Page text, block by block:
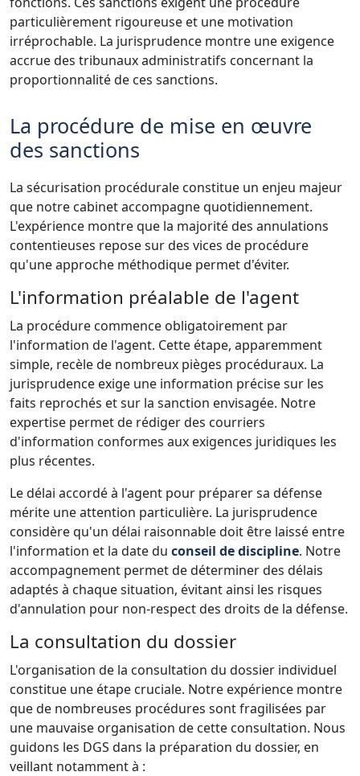
particulièrement rigoureuse et une motivation
irréprochable. La jurisprudence montre une exigence
accrue des tribunaux administratifs concernant la
proportionnalité de ces sanctions.
La procédure de mise en œuvre
des sanctions
La sécurisation procédurale constitue un enjeu majeur
que notre cabinet accompagne quotidiennement.
L'expérience montre que la majorité des annulations
contentieuses repose sur des vices de procédure
qu'une approche méthodique permet d'éviter.
L'information préalable de l'agent
La procédure commence obligatoirement par
l'information de l'agent. Cette étape, apparemment
simple, recèle de nombreux pièges procéduraux. La
jurisprudence exige une information précise sur les
faits reprochés et sur la sanction envisagée. Notre
expertise permet de rédiger des courriers
d'information conformes aux exigences juridiques les
plus récentes.
Le délai accordé à l'agent pour préparer sa défense
mérite une attention particulière. La jurisprudence
considère qu'un délai raisonnable doit être laissé entre
l'information et la date du conseil de discipline. Notre
accompagnement permet de déterminer des délais
adaptés à chaque situation, évitant ainsi les risques
d'annulation pour non-respect des droits de la défense.
La consultation du dossier
L'organisation de la consultation du dossier individuel
constitue une étape cruciale. Notre expérience montre
que de nombreuses procédures sont fragilisées par
une mauvaise organisation de cette consultation. Nous
guidons les DGS dans la préparation du dossier, en
veillant notamment à :